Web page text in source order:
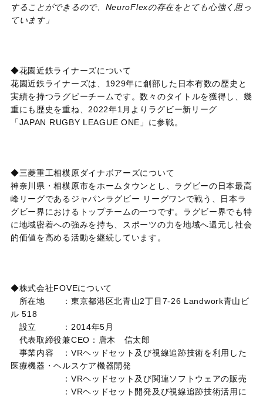
することができるので、NeuroFlexの存在をとても心強く思っ
ています」
◆花園近鉄ライナーズについて
花園近鉄ライナーズは、1929年に創部した日本有数の歴史と
実績を持つラグビーチームです。数々のタイトルを獲得し、幾
重にも歴史を重ね、2022年1月よりラグビー新リーグ
「JAPAN RUGBY LEAGUE ONE」に参戦。
◆三菱重工相模原ダイナボアーズについて
神奈川県・相模原市をホームタウンとし、ラグビーの日本最高
峰リーグであるジャパンラグビー リーグワンで戦う、日本ラ
グビー界におけるトップチームの一つです。ラグビー界でも特
に地域密着への強みを持ち、スポーツの力を地域へ還元し社会
的価値を高める活動を継続しています。
◆株式会社FOVEについて
所在地 ：東京都港区北青山2丁目7-26 Landwork青山ビ
ル 518
設立 ：2014年5月
代表取締役兼CEO：唐木 信太郎
事業内容 ：VRヘッドセット及び視線追跡技術を利用した
医療機器・ヘルスケア機器開発
：VRヘッドセット及び関連ソフトウェアの販売
：VRヘッドセット開発及び視線追跡技術活用に